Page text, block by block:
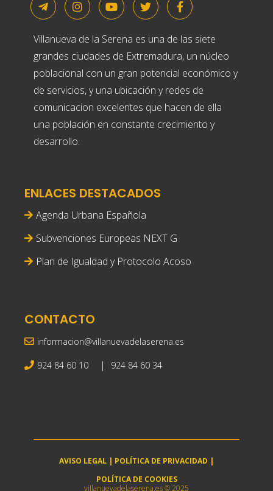
Villanueva de la Serena es una de las siete
grandes ciudades de Extremadura, un núcleo
poblacional con un gran potencial económico y
de servicios, y una ubicación y redes de
comunicacion excelentes que hacen de ella
una población en constante crecimiento y
desarrollo.
ENLACES DESTACADOS
Agenda Urbana Española
Subvenciones Europeas NEXT G
Plan de Igualdad y Protocolo Acoso
CONTACTO
informacion@villanuevadelaserena.es
924 84 60 10 | 924 84 60 34
AVISO LEGAL | POLÍTICA DE PRIVACIDAD |
POLÍTICA DE COOKIES
villanuevadelaserena.es © 2025